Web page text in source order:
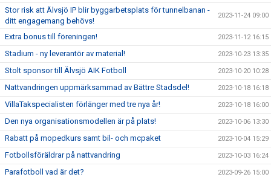
Stor risk att Älvsjö IP blir byggarbetsplats för tunnelbanan -
ditt engagemang behövs!
2023-11-24 09:00
Extra bonus till föreningen! 2023-11-12 16:15
Stadium - ny leverantör av material! 2023-10-23 13:35
Stolt sponsor till Älvsjö AIK Fotboll 2023-10-20 10:28
Nattvandringen uppmärksammad av Bättre Stadsdel! 2023-10-18 16:18
VillaTakspecialisten förlänger med tre nya år! 2023-10-18 16:00
Den nya organisationsmodellen är på plats! 2023-10-06 13:30
Rabatt på mopedkurs samt bil- och mcpaket 2023-10-04 15:29
Fotbollsföräldrar på nattvandring 2023-10-03 16:24
Parafotboll vad är det? 2023-09-26 15:00